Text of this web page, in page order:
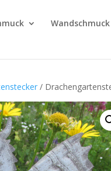
Wandschmuck
/